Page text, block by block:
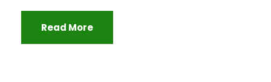
Read More